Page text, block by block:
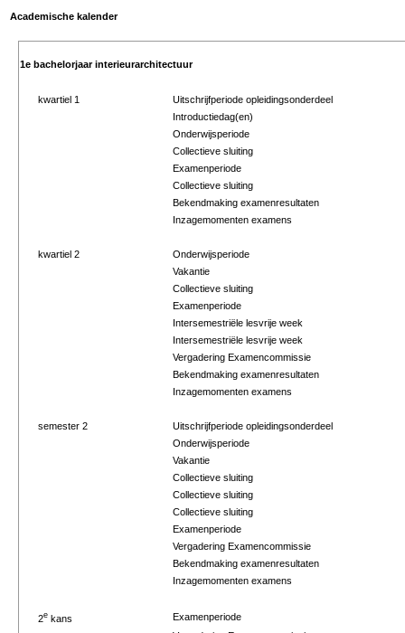
Academische kalender
1e bachelorjaar interieurarchitectuur
kwartiel 1
Uitschrijfperiode opleidingsonderdeel
Introductiedag(en)
Onderwijsperiode
Collectieve sluiting
Examenperiode
Collectieve sluiting
Bekendmaking examenresultaten
Inzagemomenten examens
kwartiel 2
Onderwijsperiode
Vakantie
Collectieve sluiting
Examenperiode
Intersemestriële lesvrije week
Intersemestriële lesvrije week
Vergadering Examencommissie
Bekendmaking examenresultaten
Inzagemomenten examens
semester 2
Uitschrijfperiode opleidingsonderdeel
Onderwijsperiode
Vakantie
Collectieve sluiting
Collectieve sluiting
Collectieve sluiting
Examenperiode
Vergadering Examencommissie
Bekendmaking examenresultaten
Inzagemomenten examens
2e kans
Examenperiode